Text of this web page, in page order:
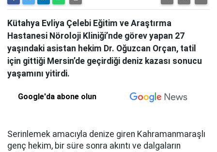
Kütahya Evliya Çelebi Eğitim ve Araştırma
Hastanesi Nöroloji Kliniği’nde görev yapan 27
yaşındaki asistan hekim Dr. Oğuzcan Orçan, tatil
için gittiği Mersin’de geçirdiği deniz kazası sonucu
yaşamını yitirdi.
Google'da abone olun
Serinlemek amacıyla denize giren Kahramanmaraşlı
genç hekim, bir süre sonra akıntı ve dalgaların